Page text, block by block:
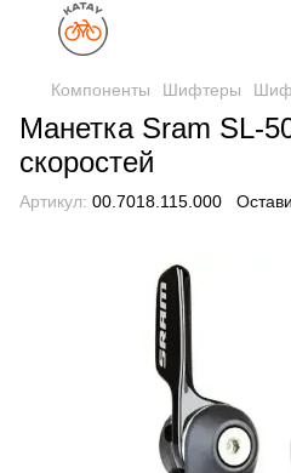
Компоненты Шифтеры
Манетка Sram SL-
скоростей
Артикул: 00.7018.115.000